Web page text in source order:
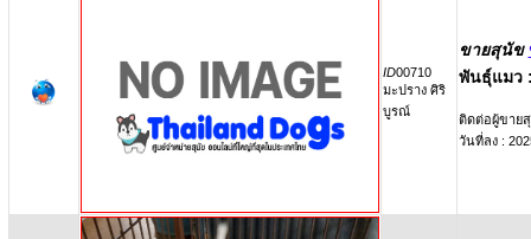
ID00710
มะปราง ศิริ
บูรณ์
ขายสุนัข
พันธุ์แมว
ติดต่อผู้ขาย
วันที่ลง :